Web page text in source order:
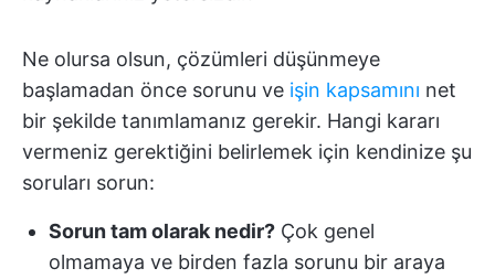
Ne olursa olsun, çözümleri düşünmeye
başlamadan önce sorunu ve işin kapsamını net
bir şekilde tanımlamanız gerekir. Hangi kararı
vermeniz gerektiğini belirlemek için kendinize şu
soruları sorun:
Sorun tam olarak nedir? Çok genel
olmamaya ve birden fazla sorunu bir araya